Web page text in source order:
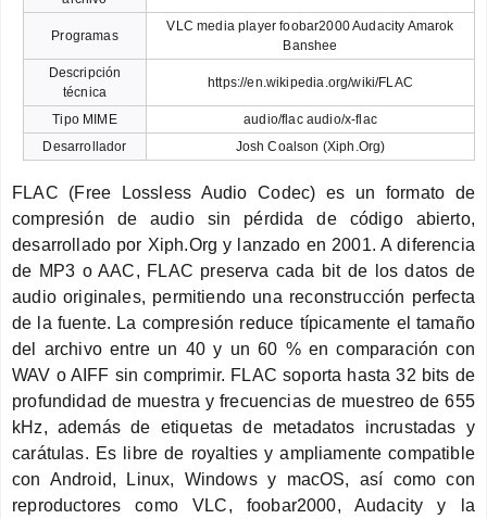
Programas
VLC media player foobar2000 Audacity Amarok
Banshee
Descripción
técnica
https://en.wikipedia.org/wiki/FLAC
Tipo MIME
audio/flac audio/x-flac
Desarrollador
Josh Coalson (Xiph.Org)
FLAC (Free Lossless Audio Codec) es un formato de
compresión de audio sin pérdida de código abierto,
desarrollado por Xiph.Org y lanzado en 2001. A diferencia
de MP3 o AAC, FLAC preserva cada bit de los datos de
audio originales, permitiendo una reconstrucción perfecta
de la fuente. La compresión reduce típicamente el tamaño
del archivo entre un 40 y un 60 % en comparación con
WAV o AIFF sin comprimir. FLAC soporta hasta 32 bits de
profundidad de muestra y frecuencias de muestreo de 655
kHz, además de etiquetas de metadatos incrustadas y
carátulas. Es libre de royalties y ampliamente compatible
con Android, Linux, Windows y macOS, así como con
reproductores como VLC, foobar2000, Audacity y la